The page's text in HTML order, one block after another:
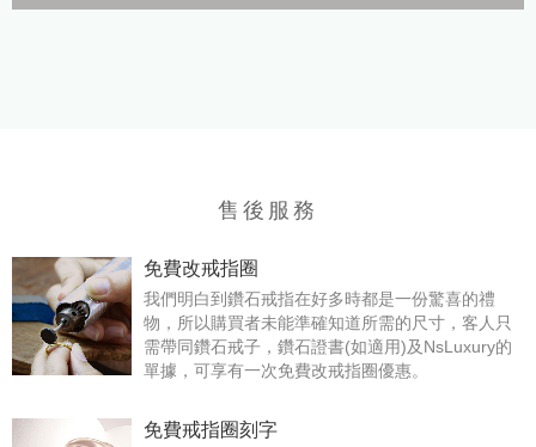
售後服務
免費改戒指圈
我們明白到鑽石戒指在好多時都是一份驚喜的禮
物，所以購買者未能準確知道所需的尺寸，客人只
需帶同鑽石戒子，鑽石證書(如適用)及NsLuxury的
單據，可享有一次免費改戒指圈優惠。
免費戒指圈刻字